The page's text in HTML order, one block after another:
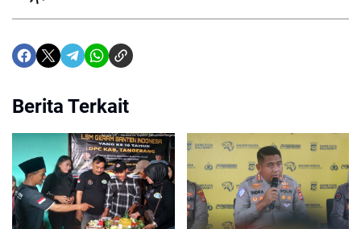
Berita Terkait